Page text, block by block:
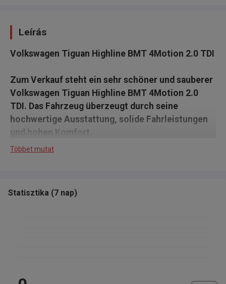
Leírás
Volkswagen Tiguan Highline BMT 4Motion 2.0 TDI
Zum Verkauf steht ein sehr schöner und sauberer
Volkswagen Tiguan Highline BMT 4Motion 2.0
TDI. Das Fahrzeug überzeugt durch seine
hochwertige Ausstattung, solide Fahrleistungen
und hohen Komfort.
Fahrzeug optisch in einem sehr guten Zustand
Többet mutat
Statisztika (7 nap)